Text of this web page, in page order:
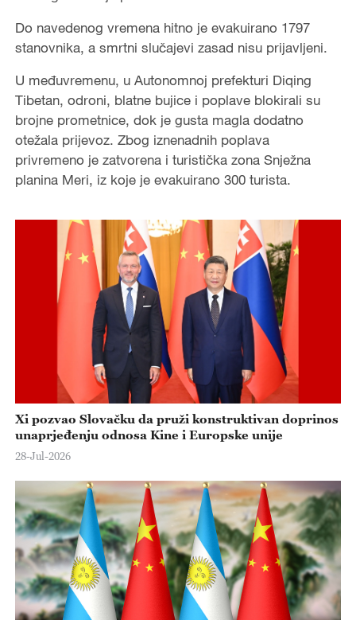
Do navedenog vremena hitno je evakuirano 1797
stanovnika, a smrtni slučajevi zasad nisu prijavljeni.
U međuvremenu, u Autonomnoj prefekturi Diqing
Tibetan, odroni, blatne bujice i poplave blokirali su
brojne prometnice, dok je gusta magla dodatno
otežala prijevoz. Zbog iznenadnih poplava
privremeno je zatvorena i turistička zona Snježna
planina Meri, iz koje je evakuirano 300 turista.
Xi pozvao Slovačku da pruži konstruktivan doprinos
unaprjeđenju odnosa Kine i Europske unije
28-Jul-2026